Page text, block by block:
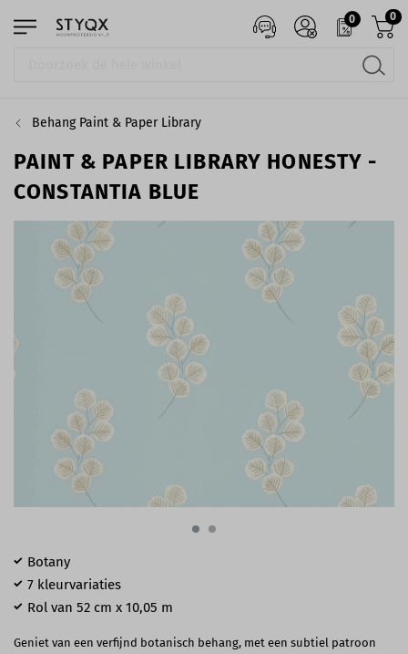
0 0
Behang Paint & Paper Library
PAINT & PAPER LIBRARY HONESTY -
CONSTANTIA BLUE
Botany
7 kleurvariaties
Rol van 52 cm x 10,05 m
Geniet van een verfijnd botanisch behang, met een subtiel patroon